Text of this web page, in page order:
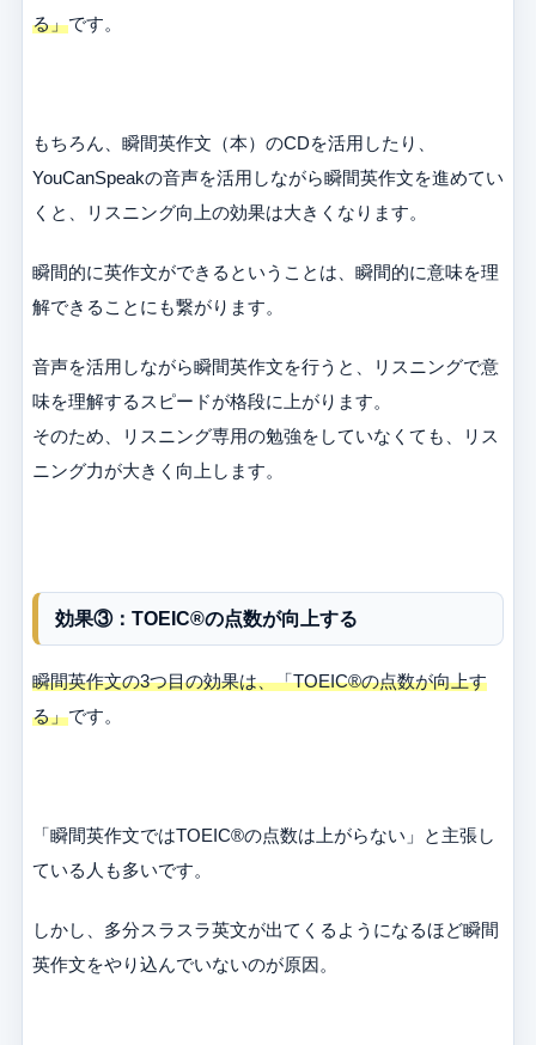
る」です。
もちろん、瞬間英作文（本）のCDを活用したり、
YouCanSpeakの音声を活用しながら瞬間英作文を進めてい
くと、リスニング向上の効果は大きくなります。
瞬間的に英作文ができるということは、瞬間的に意味を理
解できることにも繋がります。
音声を活用しながら瞬間英作文を行うと、リスニングで意
味を理解するスピードが格段に上がります。
そのため、リスニング専用の勉強をしていなくても、リス
ニング力が大きく向上します。
効果③：TOEIC®の点数が向上する
瞬間英作文の3つ目の効果は、「TOEIC®の点数が向上す
る」です。
「瞬間英作文ではTOEIC®の点数は上がらない」と主張し
ている人も多いです。
しかし、多分スラスラ英文が出てくるようになるほど瞬間
英作文をやり込んでいないのが原因。